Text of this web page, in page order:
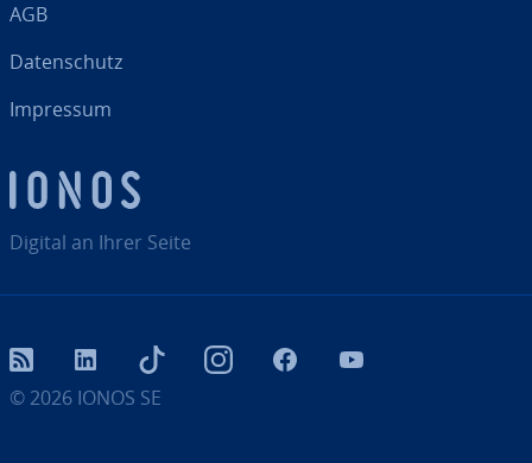
Digital an Ihrer Seite
AGB
Da­ten­schutz
Impressum
© 2026 IONOS SE
RSS LinkedIn tiktok InstagramFacebook